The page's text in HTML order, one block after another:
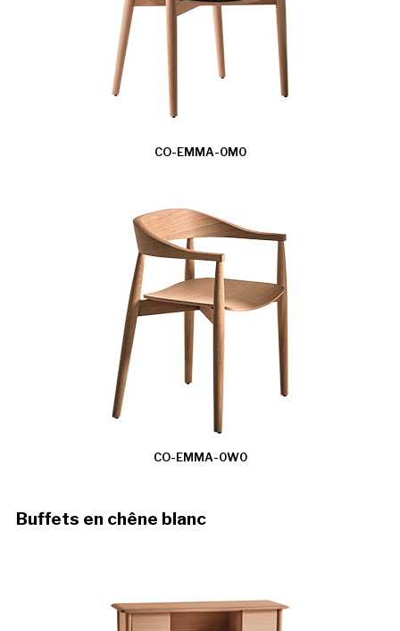
CO-EMMA-0M0
CO-EMMA-0W0
Buffets en chêne blanc